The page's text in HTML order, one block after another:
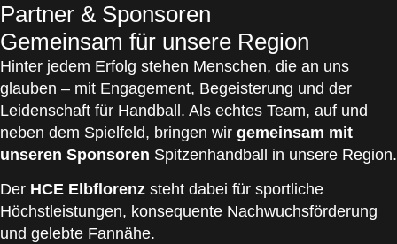
Partner & Sponsoren
Gemeinsam für unsere Region
Hinter jedem Erfolg stehen Menschen, die an uns
glauben – mit Engagement, Begeisterung und der
Leidenschaft für Handball. Als echtes Team, auf und
neben dem Spielfeld, bringen wir gemeinsam mit
unseren Sponsoren Spitzenhandball in unsere Region.
Der HCE Elbflorenz steht dabei für sportliche
Höchstleistungen, konsequente Nachwuchsförderung
und gelebte Fannähe.